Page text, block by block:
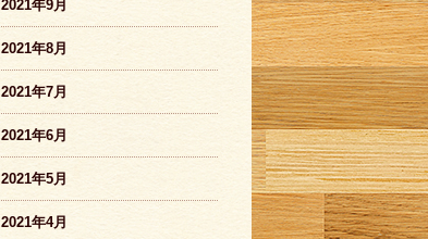
2021年9月
2021年8月
2021年7月
2021年6月
2021年5月
2021年4月